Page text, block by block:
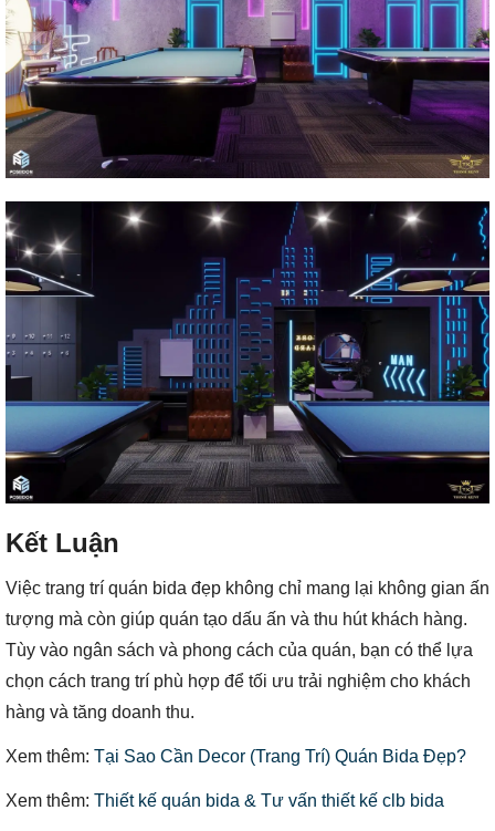
Kết Luận
Việc trang trí quán bida đẹp không chỉ mang lại không gian ấn
tượng mà còn giúp quán tạo dấu ấn và thu hút khách hàng.
Tùy vào ngân sách và phong cách của quán, bạn có thể lựa
chọn cách trang trí phù hợp để tối ưu trải nghiệm cho khách
hàng và tăng doanh thu.
Xem thêm: Tại Sao Cần Decor (Trang Trí) Quán Bida Đẹp?
Xem thêm: Thiết kế quán bida & Tư vấn thiết kế clb bida